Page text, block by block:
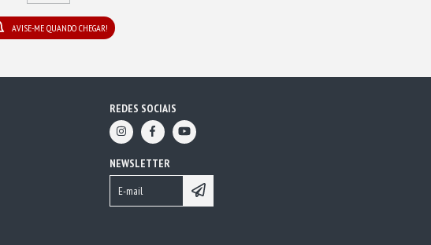
AVISE-ME QUANDO CHEGAR!
REDES SOCIAIS
NEWSLETTER